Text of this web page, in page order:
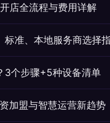
店全流程与费用详解
准、本地服务商选择
3个步骤+5种设备清单
加盟与智慧运营新趋势